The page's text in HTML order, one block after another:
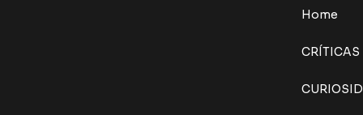
Home
CRÍTICAS